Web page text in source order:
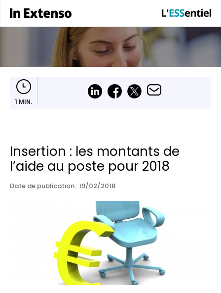
1 MIN.
Insertion : les montants de
l’aide au poste pour 2018
Date de publication :19/02/2018